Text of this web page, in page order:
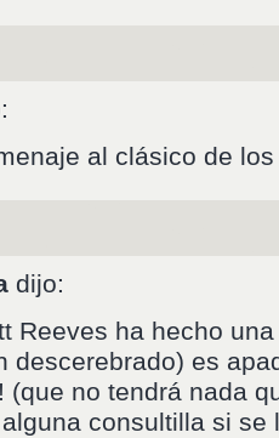
al clásico de
dijo:
Reeves ha hecho
descerebrado) es
(que no tendrá nada
consultilla si se